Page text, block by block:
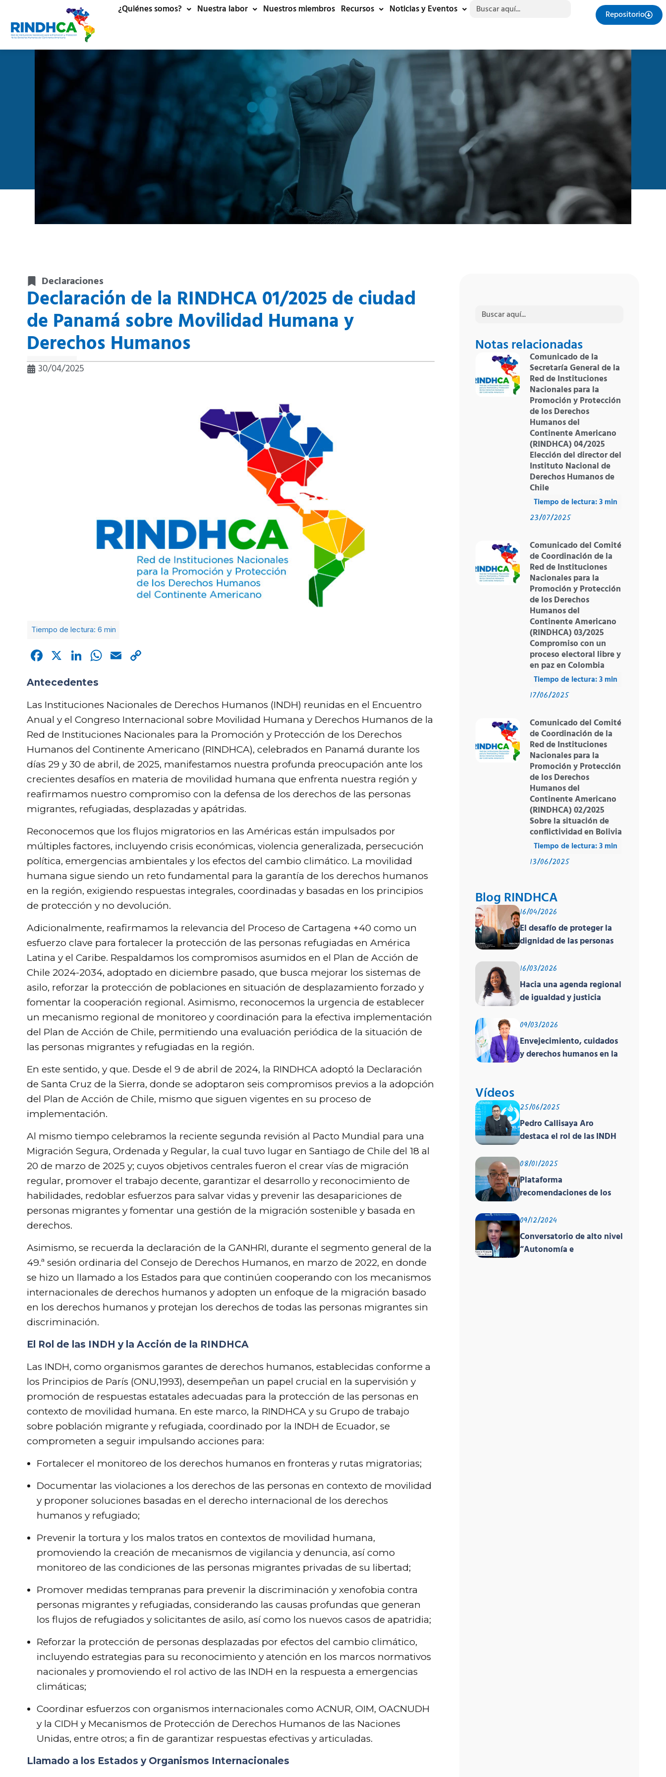
¿Quiénes somos? Nuestra labor Nuestros miembros Recursos Noticias y Eventos Buscar:
Repositorio
Declaraciones
Declaración de la RINDHCA 01/2025 de ciudad
de Panamá sobre Movilidad Humana y
Derechos Humanos
30/04/2025
Facebook
X LinkedIn
WhatsApp
Email
Antecedentes
Las Instituciones Nacionales de Derechos Humanos (INDH) reunidas en el Encuentro
Anual y el Congreso Internacional sobre Movilidad Humana y Derechos Humanos de la
Red de Instituciones Nacionales para la Promoción y Protección de los Derechos
Humanos del Continente Americano (RINDHCA), celebrados en Panamá durante los
días 29 y 30 de abril, de 2025, manifestamos nuestra profunda preocupación ante los
crecientes desafíos en materia de movilidad humana que enfrenta nuestra región y
reafirmamos nuestro compromiso con la defensa de los derechos de las personas
migrantes, refugiadas, desplazadas y apátridas.
Reconocemos que los flujos migratorios en las Américas están impulsados por
múltiples factores, incluyendo crisis económicas, violencia generalizada, persecución
política, emergencias ambientales y los efectos del cambio climático. La movilidad
humana sigue siendo un reto fundamental para la garantía de los derechos humanos
en la región, exigiendo respuestas integrales, coordinadas y basadas en los principios
de protección y no devolución.
Adicionalmente, reafirmamos la relevancia del Proceso de Cartagena +40 como un
esfuerzo clave para fortalecer la protección de las personas refugiadas en América
Latina y el Caribe. Respaldamos los compromisos asumidos en el Plan de Acción de
Chile 2024-2034, adoptado en diciembre pasado, que busca mejorar los sistemas de
asilo, reforzar la protección de poblaciones en situación de desplazamiento forzado y
fomentar la cooperación regional. Asimismo, reconocemos la urgencia de establecer
un mecanismo regional de monitoreo y coordinación para la efectiva implementación
del Plan de Acción de Chile, permitiendo una evaluación periódica de la situación de
las personas migrantes y refugiadas en la región.
En este sentido, y que. Desde el 9 de abril de 2024, la RINDHCA adoptó la Declaración
de Santa Cruz de la Sierra, donde se adoptaron seis compromisos previos a la adopción
del Plan de Acción de Chile, mismo que siguen vigentes en su proceso de
implementación.
Al mismo tiempo celebramos la reciente segunda revisión al Pacto Mundial para una
Migración Segura, Ordenada y Regular, la cual tuvo lugar en Santiago de Chile del 18 al
20 de marzo de 2025 y; cuyos objetivos centrales fueron el crear vías de migración
regular, promover el trabajo decente, garantizar el desarrollo y reconocimiento de
habilidades, redoblar esfuerzos para salvar vidas y prevenir las desapariciones de
personas migrantes y fomentar una gestión de la migración sostenible y basada en
derechos.
Asimismo, se recuerda la declaración de la GANHRI, durante el segmento general de la
49.ª sesión ordinaria del Consejo de Derechos Humanos, en marzo de 2022, en donde
se hizo un llamado a los Estados para que continúen cooperando con los mecanismos
internacionales de derechos humanos y adopten un enfoque de la migración basado
en los derechos humanos y protejan los derechos de todas las personas migrantes sin
discriminación.
El Rol de las INDH y la Acción de la RINDHCA
Las INDH, como organismos garantes de derechos humanos, establecidas conforme a
los Principios de París (ONU,1993), desempeñan un papel crucial en la supervisión y
promoción de respuestas estatales adecuadas para la protección de las personas en
contexto de movilidad humana. En este marco, la RINDHCA y su Grupo de trabajo
sobre población migrante y refugiada, coordinado por la INDH de Ecuador, se
comprometen a seguir impulsando acciones para:
Fortalecer el monitoreo de los derechos humanos en fronteras y rutas migratorias;
Documentar las violaciones a los derechos de las personas en contexto de movilidad
y proponer soluciones basadas en el derecho internacional de los derechos
humanos y refugiado;
Prevenir la tortura y los malos tratos en contextos de movilidad humana,
promoviendo la creación de mecanismos de vigilancia y denuncia, así como
monitoreo de las condiciones de las personas migrantes privadas de su libertad;
Promover medidas tempranas para prevenir la discriminación y xenofobia contra
personas migrantes y refugiadas, considerando las causas profundas que generan
los flujos de refugiados y solicitantes de asilo, así como los nuevos casos de apatridia;
Reforzar la protección de personas desplazadas por efectos del cambio climático,
incluyendo estrategias para su reconocimiento y atención en los marcos normativos
nacionales y promoviendo el rol activo de las INDH en la respuesta a emergencias
climáticas;
Coordinar esfuerzos con organismos internacionales como ACNUR, OIM, OACNUDH
y la CIDH y Mecanismos de Protección de Derechos Humanos de las Naciones
Unidas, entre otros; a fin de garantizar respuestas efectivas y articuladas.
Llamado a los Estados y Organismos Internacionales
Buscar:
Notas relacionadas
Comunicado de la
Secretaría General de la
Red de Instituciones
Nacionales para la
Promoción y Protección
de los Derechos
Humanos del
Continente Americano
(RINDHCA) 04/2025
Elección del director del
Instituto Nacional de
Derechos Humanos de
Chile
23/07/2025
Comunicado del Comité
de Coordinación de la
Red de Instituciones
Nacionales para la
Promoción y Protección
de los Derechos
Humanos del
Continente Americano
(RINDHCA) 03/2025
Compromiso con un
proceso electoral libre y
en paz en Colombia
17/06/2025
Comunicado del Comité
de Coordinación de la
Red de Instituciones
Nacionales para la
Promoción y Protección
de los Derechos
Humanos del
Continente Americano
(RINDHCA) 02/2025
Sobre la situación de
conflictividad en Bolivia
13/06/2025
Blog RINDHCA
16/04/2026
El desafío de proteger la
dignidad de las personas
un contexto
deshumanizante y cruel
16/03/2026
Hacia una agenda regional
de igualdad y justicia
09/03/2026
Envejecimiento, cuidados
y derechos humanos en la
Vídeos
25/06/2025
Pedro Callisaya Aro
destaca el rol de las INDH
global sobre derechos
humanos organizado por
PNUD, la OACNUDH y la
08/01/2025
Plataforma
recomendaciones de los
el EPU
09/12/2024
Conversatorio de alto nivel
“Autonomía e